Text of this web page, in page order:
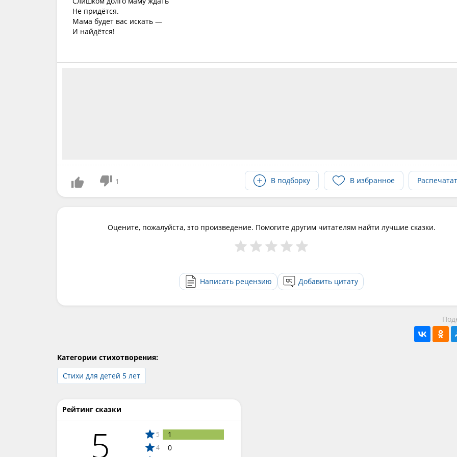
Не придётся.
Мама будет вас искать —
И найдётся!
1 В подборку В избранное
Оцените, пожалуйста, это произведение. Помогите другим читателям найти лучшие сказки.
Написать рецензию Добавить цитату
Категории стихотворения:
Стихи для детей 5 лет
Рейтинг сказки
5 5 1
4 0